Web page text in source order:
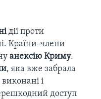
дії проти
Країни-члени
анексію Криму.
, яка вже забрала
і
доступ